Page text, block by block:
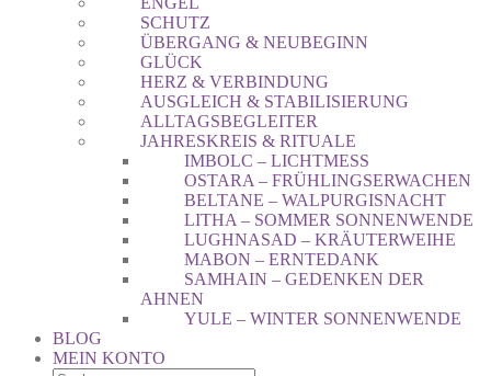
SCHUTZ
ÜBERGANG & NEUBEGINN
GLÜCK
HERZ & VERBINDUNG
AUSGLEICH & STABILISIERUNG
ALLTAGSBEGLEITER
JAHRESKREIS & RITUALE
IMBOLC – LICHTMESS
OSTARA – FRÜHLINGSERWACHEN
BELTANE – WALPURGISNACHT
LITHA – SOMMER SONNENWENDE
LUGHNASAD – KRÄUTERWEIHE
MABON – ERNTEDANK
SAMHAIN – GEDENKEN DER
AHNEN
YULE – WINTER SONNENWENDE
BLOG
MEIN KONTO